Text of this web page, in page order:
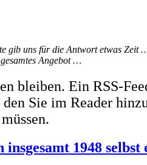
gib uns für die Antwort etwas Zeit
Angebot …
bleiben. Ein RSS-
Sie im Reader
insgesamt 1948